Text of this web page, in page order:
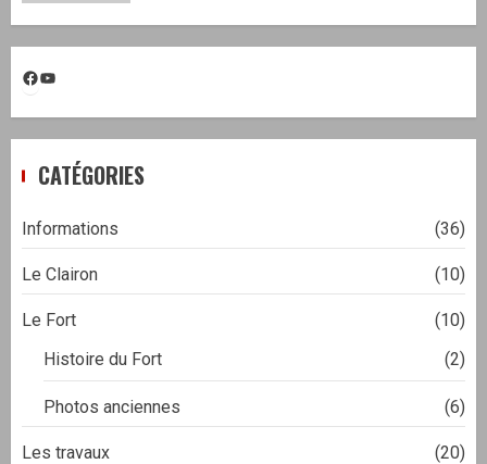
CATÉGORIES
Informations (36)
Le Clairon (10)
Le Fort
(10)
Histoire du Fort
(2)
Photos anciennes (6)
Les travaux (20)